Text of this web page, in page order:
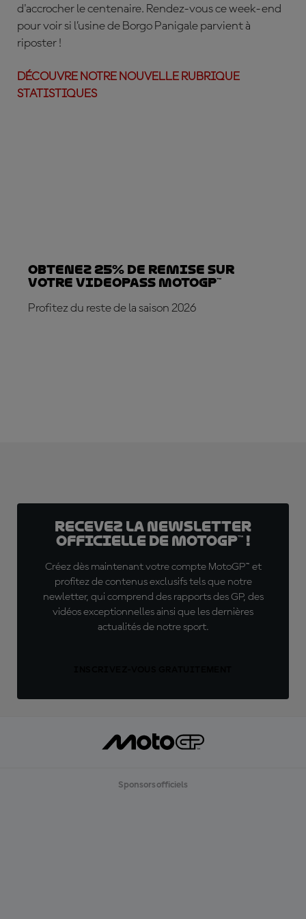
d'accrocher le centenaire. Rendez-vous ce week-end
pour voir si l’usine de Borgo Panigale parvient à
riposter !
DÉCOUVRE NOTRE NOUVELLE RUBRIQUE
STATISTIQUES
Obtenez 25% de REMISE sur
votre VideoPass MotoGP™
Profitez du reste de la saison 2026
Recevez la Newsletter
officielle de MotoGP™ !
Créez dès maintenant votre compte MotoGP™ et
profitez de contenus exclusifs tels que notre
newletter, qui comprend des rapports des GP, des
vidéos exceptionnelles ainsi que les dernières
actualités de notre sport.
Sponsors officiels